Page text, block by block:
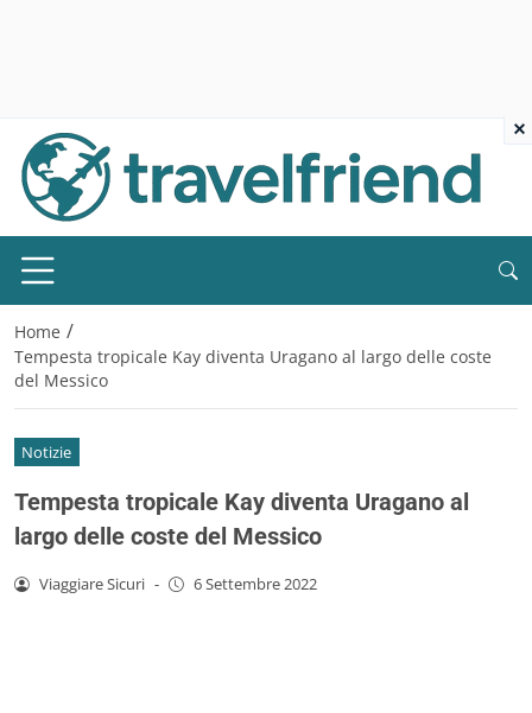
Home /
Tempesta tropicale Kay diventa Uragano al largo delle coste
del Messico
Notizie
Tempesta tropicale Kay diventa Uragano al
largo delle coste del Messico
Viaggiare Sicuri - 6 Settembre 2022
×